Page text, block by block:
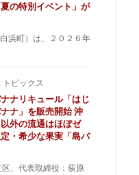
の特別イベント」が
浜町）は、２０２６年
: トピックス
ナリキュール「はじ
ナ」を販売開始 沖
外の流通はほぼゼ
・希少な果実「島バ
、代表取締役：荻原